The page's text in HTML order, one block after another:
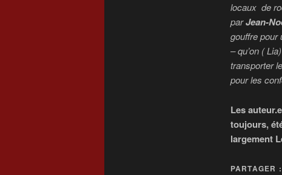
locaux de
parJean-
gouffre pour
– qu’on (
transporter
pour les
Les
toujours,
largement
PARTAGER :